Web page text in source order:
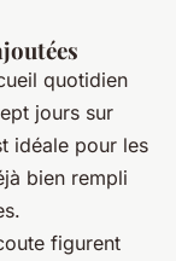
quotidien
jours sur
idéale pour les
bien rempli
figurent